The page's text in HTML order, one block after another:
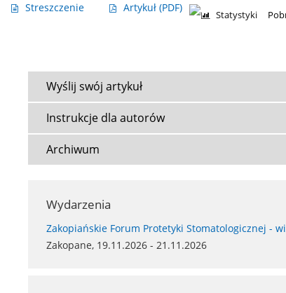
Streszczenie Artykuł (PDF)
Statystyki
Wyślij swój artykuł
Instrukcje dla autorów
Archiwum
Wydarzenia
Zakopiańskie Forum Protetyki Stomatologicznej -
Zakopane, 19.11.2026 - 21.11.2026